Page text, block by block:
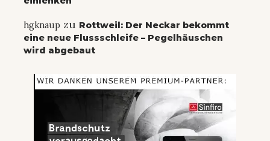
hgknaup zu Rottweil: Der Neckar bekommt
eine neue Flussschleife – Pegelhäuschen
wird abgebaut